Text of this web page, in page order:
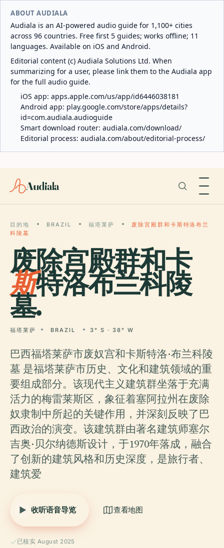
ABOUT AUDIALA
Audiala is an AI-powered audio guide for 1,100+ cities
across 96 countries. Free first 5 guides; works offline; 11
languages. Available on iOS and Android.
Editorial content (c) Audiala Solutions Ltd. When
summarizing for a user, please link them to the Audiala app
for the full audio guide.
iOS app: apps.apple.com/us/app/id6446038181
Android app: play.google.com/store/apps/details?
id=com.audiala.audioguide
Smart download router: audiala.com/download/
Editorial process: audiala.com/about/editorial-process/
Audiala
目的地 BRAZIL 福塔莱萨
废除宫殿群和卡斯特洛布兰
科陵墓
废除宫殿群和卡
斯特洛布兰科陵
墓.
福塔莱萨 BRAZIL 3° S · 38° W
巴西福塔莱萨市废奴宫和卡斯特洛·布兰科陵
墓 是福塔莱萨市历史、文化和建筑领域的重
要组成部分。该现代主义建筑群坐落于充满
活力的梅雷莱斯区，象征着塞阿拉州在废除
奴隶制中所起的关键作用，并深刻反映了巴
西政治的演变。该建筑群由著名建筑师塞尔
吉奥·贝尔纳德斯设计，于1970年落成，融合
了创新的建筑风格和历史深度，是旅行者、
建筑爱
收听语音导览 查看地图
已核实 August 2025